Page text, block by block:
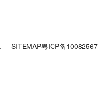
. SITEMAP粤ICP备10082567